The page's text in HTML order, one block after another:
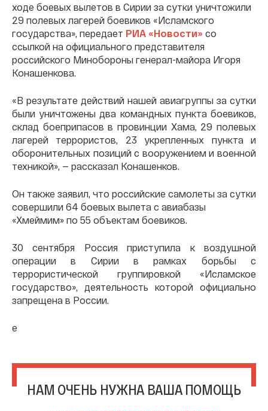
ходе боевых вылетов в Сирии за сутки уничтожили
29 полевых лагерей боевиков «Исламского
государства», передает РИА «Новости» со
ссылкой на официального представителя
российского Минобороны генерал-майора Игоря
Конашенкова.
«В результате действий нашей авиагруппы за сутки
были уничтожены два командных пункта боевиков,
склад боеприпасов в провинции Хама, 29 полевых
лагерей террористов, 23 укрепленных пункта и
оборонительных позиций с вооружением и военной
техникой», — рассказал Конашенков.
Он также заявил, что российские самолеты за сутки
совершили 64 боевых вылета с авиабазы
«Хмеймим» по 55 объектам боевиков.
30 сентября Россия приступила к воздушной
операции в Сирии в рамках борьбы с
террористической группировкой «Исламское
государство», деятельность которой официально
запрещена в России.
е
НАМ ОЧЕНЬ НУЖНА ВАША ПОМОЩЬ